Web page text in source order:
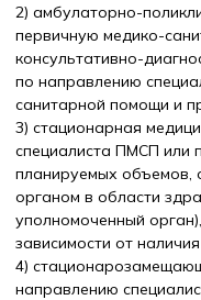
2) амбулаторно-
первичную медико-
консультативно-
по направлению
санитарной помощи и
3) стационарная
специалиста ПМСП или
планируемых объемов,
органом в области
уполномоченный
зависимости от
4)
направлению